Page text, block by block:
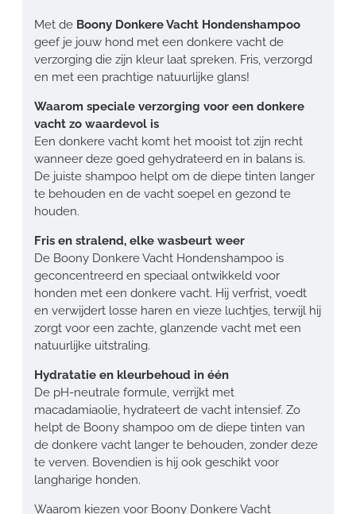
Met de Boony Donkere Vacht Hondenshampoo
geef je jouw hond met een donkere vacht de
verzorging die zijn kleur laat spreken. Fris, verzorgd
en met een prachtige natuurlijke glans!
Waarom speciale verzorging voor een donkere
vacht zo waardevol is
Een donkere vacht komt het mooist tot zijn recht
wanneer deze goed gehydrateerd en in balans is.
De juiste shampoo helpt om de diepe tinten langer
te behouden en de vacht soepel en gezond te
houden.
Fris en stralend, elke wasbeurt weer
De Boony Donkere Vacht Hondenshampoo is
geconcentreerd en speciaal ontwikkeld voor
honden met een donkere vacht. Hij verfrist, voedt
en verwijdert losse haren en vieze luchtjes, terwijl hij
zorgt voor een zachte, glanzende vacht met een
natuurlijke uitstraling.
Hydratatie en kleurbehoud in één
De pH-neutrale formule, verrijkt met
macadamiaolie, hydrateert de vacht intensief. Zo
helpt de Boony shampoo om de diepe tinten van
de donkere vacht langer te behouden, zonder deze
te verven. Bovendien is hij ook geschikt voor
langharige honden.
Waarom kiezen voor Boony Donkere Vacht